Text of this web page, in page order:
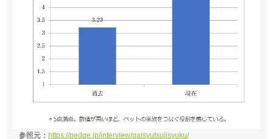
参照元： https://pedge.jp/interview/gaisyutsujisyuku/